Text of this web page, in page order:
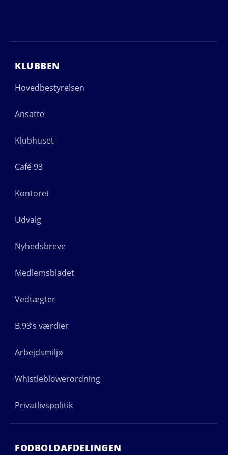
KLUBBEN
Hovedbestyrelsen
Ansatte
Klubhuset
Café 93
Kontoret
Udvalg
Nyhedsbreve
Medlemsbladet
Vedtægter
B.93’s værdier
Arbejdsmiljø
Whistleblowerordning
Privatlivspolitik
FODBOLDAFDELINGEN